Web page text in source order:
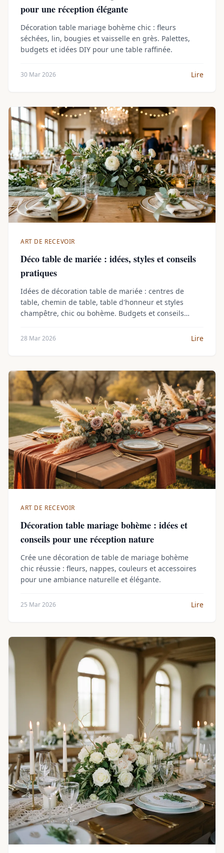
pour une réception élégante
Décoration table mariage bohème chic : fleurs
séchées, lin, bougies et vaisselle en grès. Palettes,
budgets et idées DIY pour une table raffinée.
30 Mar 2026 Lire
ART DE RECEVOIR
Déco table de mariée : idées, styles et conseils
pratiques
Idées de décoration table de mariée : centres de
table, chemin de table, table d'honneur et styles
champêtre, chic ou bohème. Budgets et conseils
28 Mar 2026 Lire
ART DE RECEVOIR
Décoration table mariage bohème : idées et
conseils pour une réception nature
Crée une décoration de table de mariage bohème
chic réussie : fleurs, nappes, couleurs et accessoires
pour une ambiance naturelle et élégante.
25 Mar 2026 Lire